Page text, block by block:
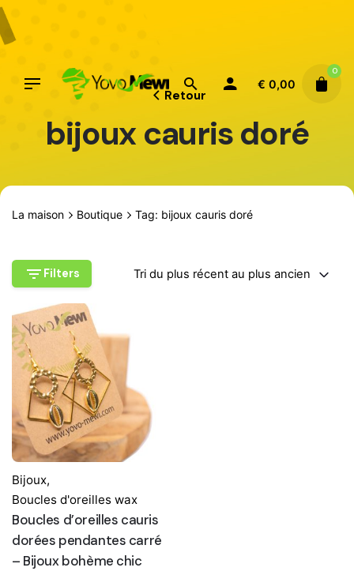
Aller
au
contenu
€ 0,00
0
Retour
bijoux cauris doré
La maison Boutique Tag: bijoux cauris doré
Filters Tri du plus récent au plus ancien
Bijoux,
Boucles d'oreilles wax
Boucles d’oreilles cauris
dorées pendantes carré
– Bijoux bohème chic